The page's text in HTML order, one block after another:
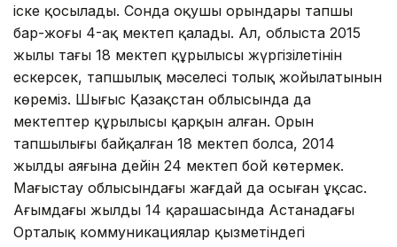
іске қосылады. Сонда оқушы орындары тапшы
бар-жоғы 4-ақ мектеп қалады. Ал, облыста 2015
жылы тағы 18 мектеп құрылысы жүргізілетінін
ескерсек, тапшылық мәселесі толық жойылатынын
көреміз. Шығыс Қазақстан облысында да
мектептер құрылысы қарқын алған. Орын
тапшылығы байқалған 18 мектеп болса, 2014
жылдың аяғына дейін 24 мектеп бой көтермек.
Маңғыстау облысындағы жағдай да осыған ұқсас.
Ағымдағы жылдың 14 қарашасында Астанадағы
Орталық коммуникациялар қызметіндегі